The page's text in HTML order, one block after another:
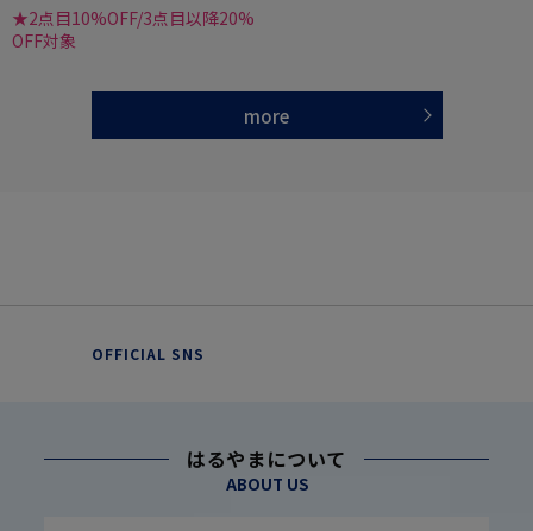
★2点目10%OFF/3点目以降20%
OFF対象
more
OFFICIAL SNS
はるやまについて
ABOUT US